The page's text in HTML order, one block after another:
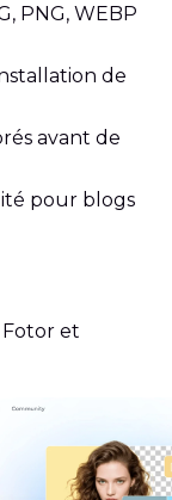
PNG, WEBP
de
avant de
pour blogs
et